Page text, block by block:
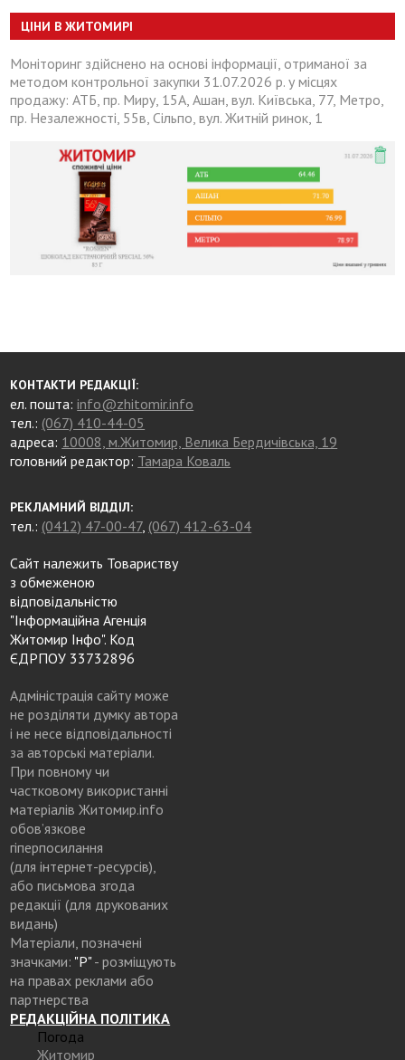
ЦІНИ В ЖИТОМИРІ
Моніторинг здійснено на основі інформації, отриманої за
методом контрольної закупки 31.07.2026 р. у місцях
продажу: АТБ, пр. Миру, 15А, Ашан, вул. Київська, 77, Метро,
пр. Незалежності, 55в, Сільпо, вул. Житній ринок, 1
КОНТАКТИ РЕДАКЦІЇ:
ел. пошта:info@zhitomir.info
тел.: (067) 410-44-05
адреса: 10008, м.Житомир, Велика Бердичівська, 19
головний редактор: Тамара Коваль
РЕКЛАМНИЙ ВІДДІЛ:
тел.: (0412) 47-00-47, (067) 412-63-04
Сайт належить Товариству
з обмеженою
відповідальністю
"Інформаційна Агенція
Житомир Інфо". Код
ЄДРПОУ 33732896
Адміністрація сайту може
не розділяти думку автора
і не несе відповідальності
за авторські матеріали.
При повному чи
частковому використанні
матеріалів Житомир.info
обов’язкове
гіперпосилання
(для інтернет-ресурсів),
або письмова згода
редакції (для друкованих
видань)
Матеріали, позначені
значками: "Р"- розміщують
на правах реклами або
партнерства
РЕДАКЦІЙНА ПОЛІТИКА
Погода
Житомир